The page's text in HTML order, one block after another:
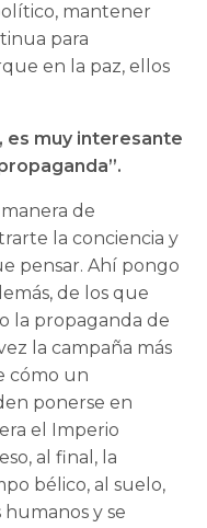
mantener
para
en la paz, ellos
es muy interesante
de
la conciencia y
pensar. Ahí pongo
de los que
la propaganda de
la campaña más
cómo un
ponerse en
el Imperio
al final, la
bélico, al suelo,
y se